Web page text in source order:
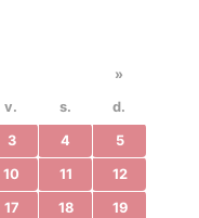
»
v. s. d.
3 4 5
10 11 12
17 18 19